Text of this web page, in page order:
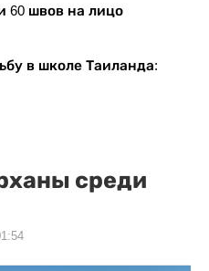
60 швов на лицо
в школе Таиланда:
среди